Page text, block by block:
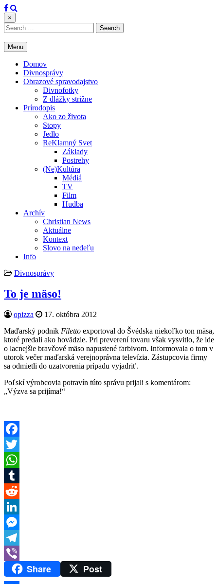
Skip
to
content
×
Search
for:
Menu
Domov
Divnosprávy
Obrazové spravodajstvo
Divnofotky
Z dlážky strižne
Prírodopis
Ako zo života
Stopy
Jedlo
ReKlamný Svet
Základy
Postrehy
(Ne)Kultúra
Médiá
TV
Film
Hudba
Archív
Christian News
Aktuálne
Kontext
Slovo na nedeľu
Info
Posted
Divnosprávy
To je mäso!
Author:
opizza
Published
17. októbra 2012
Maďarský podnik Filetto exportoval do Švédska niekoľko ton mäsa,
ktoré predali ako hovädzie. Pri preverení tovaru však vysvitlo, že ide
o lacnejšie bravčové mäso napustené farbivom. Informovala o tom v
utorok večer maďarská verejnoprávna televízia. Zástupcovia firmy
sa odmietli do uzatvorenia prípadu vyjadriť.
Poľskí výrobcovia potravín túto správu prijali s komentárom:
„Výzva sa prijíma!“
Facebook
Twitter
WhatsApp
Tumblr
Reddit
LinkedIn
Messenger
Telegram
Viber
Share Post